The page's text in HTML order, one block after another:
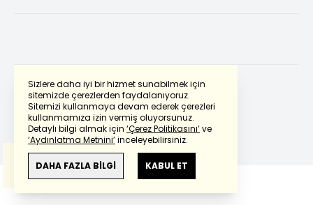
Sizlere daha iyi bir hizmet sunabilmek için
sitemizde çerezlerden faydalanıyoruz.
Sitemizi kullanmaya devam ederek çerezleri
kullanmamıza izin vermiş oluyorsunuz.
Detaylı bilgi almak için ‘Çerez Politikasını’ve
‘Aydınlatma Metnini’inceleyebilirsiniz.
DAHA FAZLA BİLGİ KABUL ET
Powered by Translate
Bu çevirideGoogle Transletekullanılmıştır.
Anlam ve çeviri hatalarından
haberturk.com
sorumlu değildir.